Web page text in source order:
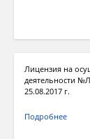
Лицензия на
деятельности
25.08.2017 г.
Подробнее